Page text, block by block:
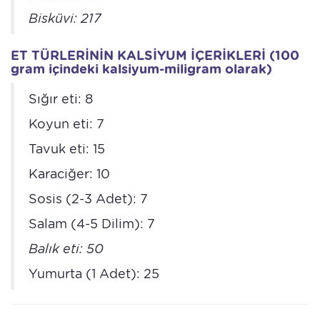
Bisküvi: 217
ET TÜRLERİNİN KALSİYUM İÇERİKLERİ (100
gram içindeki kalsiyum-miligram olarak)
Sığır eti: 8
Koyun eti: 7
Tavuk eti: 15
Karaciğer: 10
Sosis (2-3 Adet): 7
Salam (4-5 Dilim): 7
Balık eti: 50
Yumurta (1 Adet): 25